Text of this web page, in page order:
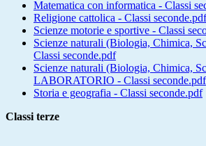
Matematica con informatica - Classi
Religione cattolica - Classi seconde.pdf
Scienze motorie e sportive - Classi
Scienze naturali (Biologia, Chimica,
Classi seconde.pdf
Scienze naturali (Biologia, Chimica,
LABORATORIO - Classi seconde.pdf
Storia e geografia - Classi seconde.pdf
Classi terze